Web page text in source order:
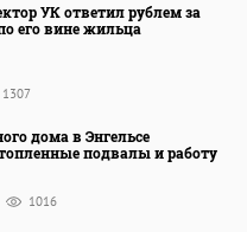
УК ответил рублем за
его вине жильца
1307
дома в Энгельсе
подвалы и работу
1016